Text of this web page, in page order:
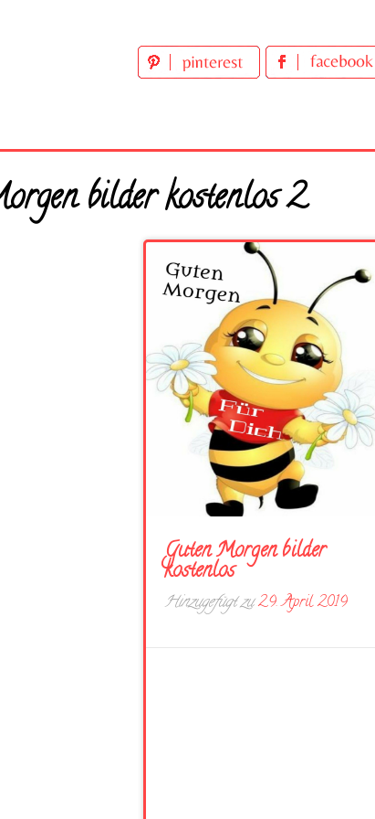
bilder kostenlos 2
Guten Morgen bilder
kostenlos
Hinzugefügt zu29. April 2019